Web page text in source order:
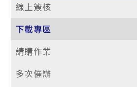
線上簽核
下載專區
請購作業
多次催辦